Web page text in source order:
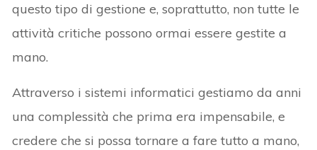
questo tipo di gestione e, soprattutto, non tutte le
attività critiche possono ormai essere gestite a
mano.
Attraverso i sistemi informatici gestiamo da anni
una complessità che prima era impensabile, e
credere che si possa tornare a fare tutto a mano,